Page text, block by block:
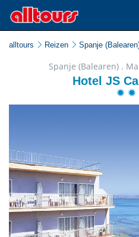
alltours Reizen Spanje
Spanje (Balearen) .
Hotel JS